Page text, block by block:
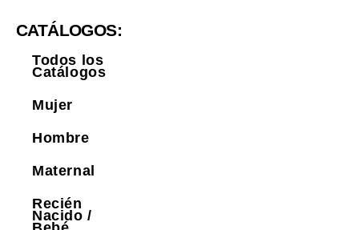
CATÁLOGOS:
Todos los
Catálogos
Mujer
Hombre
Maternal
Recién
Nacido /